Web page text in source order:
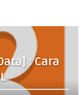
: Cara